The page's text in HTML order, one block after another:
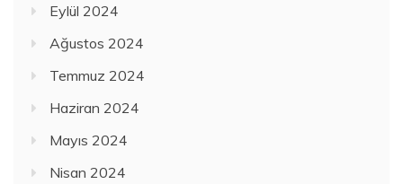
Eylül 2024
Ağustos 2024
Temmuz 2024
Haziran 2024
Mayıs 2024
Nisan 2024